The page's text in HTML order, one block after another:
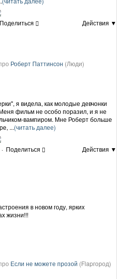
Поделиться
Действия ▼
Роберт Паттинсон (Люди)
я видела, как молодые девчонки
фильм не особо поразил, и я не
вампиром. Мне Роберт больше
...(читать далее)
· Поделиться
Действия ▼
в новом году, ярких
жизни!!!
Если не можете прозой (Flapгород)